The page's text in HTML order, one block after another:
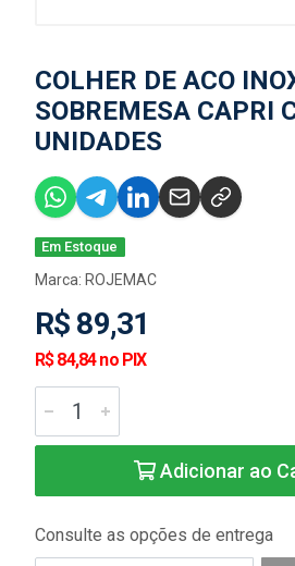
COLHER DE ACO
SOBREMESA CAPRI
UNIDADES
Em Estoque
Marca: ROJEMAC
R$ 89,31
R$ 84,84 no PIX
Adicionar ao
Consulte as opções de entrega